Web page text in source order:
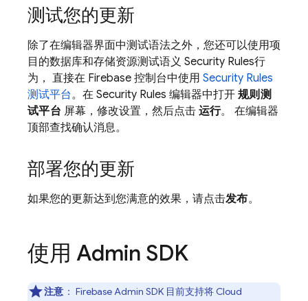
测试您的更新
除了在编辑器界面中测试语法之外，您还可以使用项
目的数据库和存储资源测试语义 Security Rules行
为， 直接在 Firebase 控制台中使用 Security Rules
测试平台。在 Security Rules 编辑器中打开 规则测
试平台 屏幕，修改设置，然后点击 运行。 在编辑器
顶部查找确认消息。
部署您的更新
如果您的更新达到您满意的效果，请点击发布。
使用 Admin SDK
注意 ： FirebaseAdmin SDK目前支持将 Cloud